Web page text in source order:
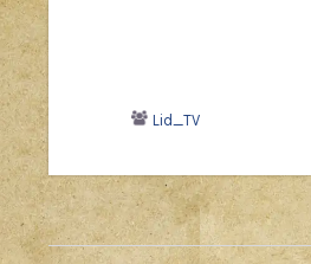
Lid_TV